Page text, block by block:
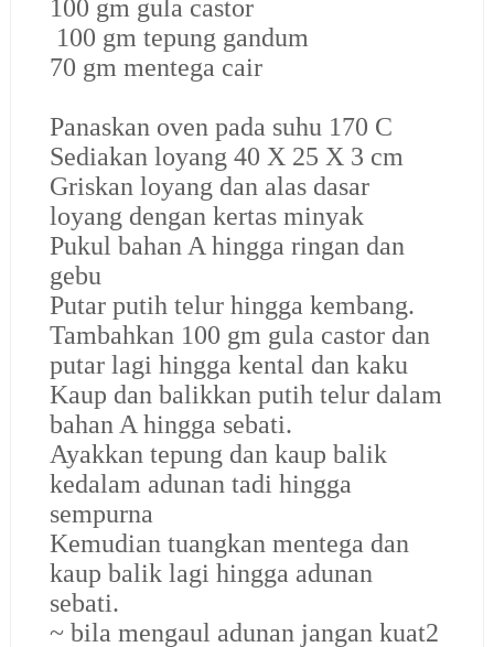
100 gm gula castor
100 gm tepung gandum
70 gm mentega cair
Panaskan oven pada suhu 170 C
Sediakan loyang 40 X 25 X 3 cm
Griskan loyang dan alas dasar
loyang dengan kertas minyak
Pukul bahan A hingga ringan dan
gebu
Putar putih telur hingga kembang.
Tambahkan 100 gm gula castor dan
putar lagi hingga kental dan kaku
Kaup dan balikkan putih telur dalam
bahan A hingga sebati.
Ayakkan tepung dan kaup balik
kedalam adunan tadi hingga
sempurna
Kemudian tuangkan mentega dan
kaup balik lagi hingga adunan
sebati.
~ bila mengaul adunan jangan kuat2